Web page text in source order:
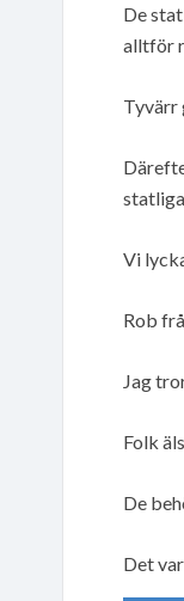
De
alltför
Tyvärr
Vi
Rob
Jag
Folk
De
Det